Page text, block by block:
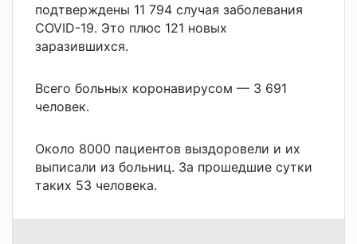
подтверждены 11 794 случая заболевания
COVID-19. Это плюс 121 новых
заразившихся.
Всего больных коронавирусом — 3 691
человек.
Около 8000 пациентов выздоровели и их
выписали из больниц. За прошедшие сутки
таких 53 человека.